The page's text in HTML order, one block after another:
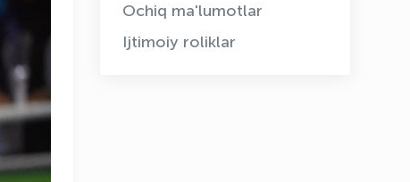
Ochiq ma'lumotlar
Ijtimoiy roliklar